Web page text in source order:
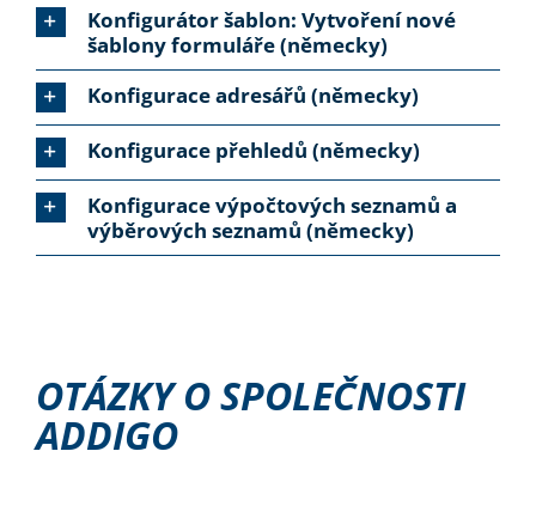
Konfigurátor šablon: Vytvoření nové
šablony formuláře (německy)
Konfigurace adresářů (německy)
Konfigurace přehledů (německy)
Konfigurace výpočtových seznamů a
výběrových seznamů (německy)
OTÁZKY O SPOLEČNOSTI
ADDIGO